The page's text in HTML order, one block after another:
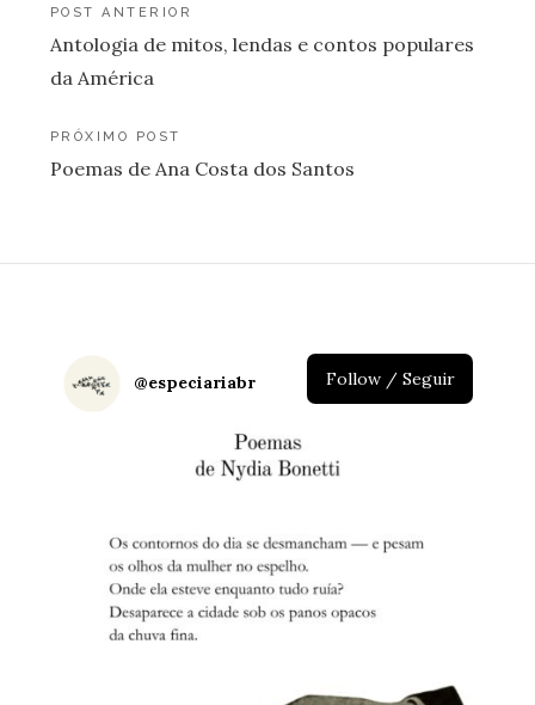
Navegação
de
POST ANTERIOR
Antologia de mitos, lendas e contos populares
da América
PRÓXIMO POST
Poemas de Ana Costa dos Santos
@especiariabr Follow / Seguir